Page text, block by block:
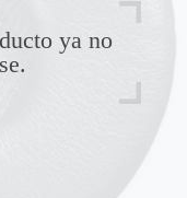
ya no